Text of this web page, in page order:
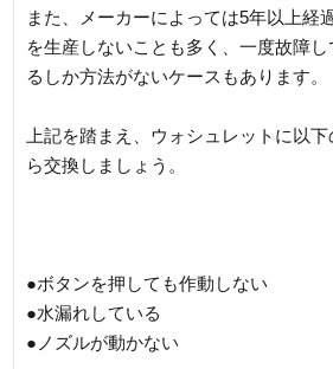
また、メーカーによっては5年以上経
を生産しないことも多く、一度故障
るしか方法がないケースもあります。
上記を踏まえ、ウォシュレットに以
ら交換しましょう。
●ボタンを押しても作動しない
●水漏れしている
●ノズルが動かない